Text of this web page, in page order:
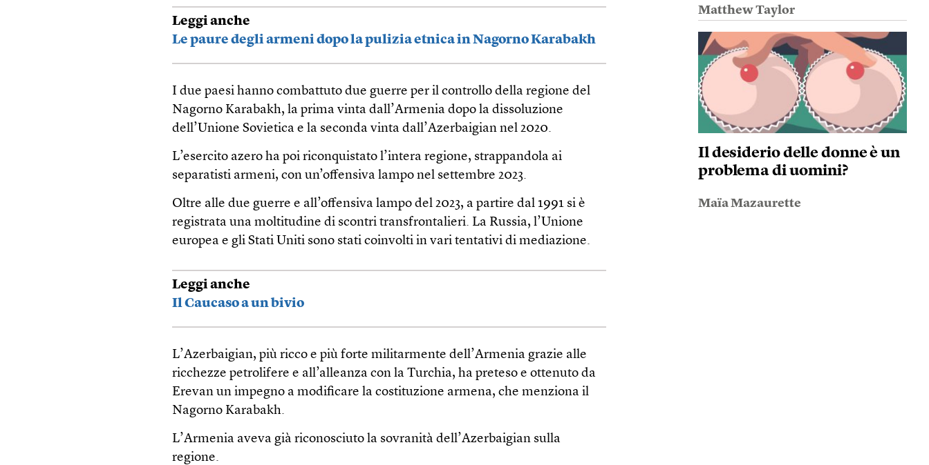
Leggi anche
Le paure degli armeni dopo la pulizia etnica in Nagorno Karabakh
I due paesi hanno combattuto due guerre per il controllo della regione del
Nagorno Karabakh, la prima vinta dall’Armenia dopo la dissoluzione
dell’Unione Sovietica e la seconda vinta dall’Azerbaigian nel 2020.
L’esercito azero ha poi riconquistato l’intera regione, strappandola ai
separatisti armeni, con un’offensiva lampo nel settembre 2023.
Oltre alle due guerre e all’offensiva lampo del 2023, a partire dal 1991 si è
registrata una moltitudine di scontri transfrontalieri. La Russia, l’Unione
europea e gli Stati Uniti sono stati coinvolti in vari tentativi di mediazione.
Leggi anche
Il Caucaso a un bivio
L’Azerbaigian, più ricco e più forte militarmente dell’Armenia grazie alle
ricchezze petrolifere e all’alleanza con la Turchia, ha preteso e ottenuto da
Erevan un impegno a modificare la costituzione armena, che menziona il
Nagorno Karabakh.
L’Armenia aveva già riconosciuto la sovranità dell’Azerbaigian sulla
regione.
Matthew Taylor
Il desiderio delle donne è un
problema di uomini?
Maïa Mazaurette